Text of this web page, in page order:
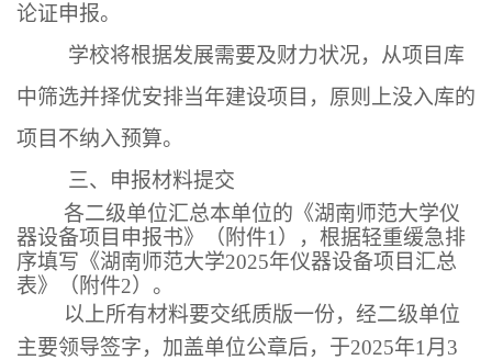
论证申报。
学校将根据发展需要及财力状况，从项目库
中筛选并择优安排当年建设项目，原则上没入库的
项目不纳入预算。
三、申报材料提交
各二级单位汇总本单位的《湖南师范大学仪
器设备项目申报书》（附件1 ），根据轻重缓急排
序填写《湖南师范大学2025年仪器设备项目汇总
表》（附件2）。
以上所有材料要交纸质版一份，经二级单位
主要领导签字，加盖单位公章后，于2025年1 月 3